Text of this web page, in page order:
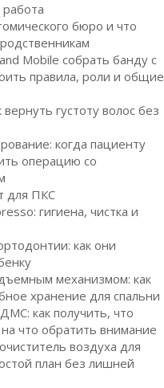
работа
бюро и что
Mobile собрать банду с
правила, роли и общие
вернуть густоту волос без
когда пациенту
операцию со
для ПКС
гигиена, чистка и
как они
механизмом: как
хранение для спальни
как получить, что
что обратить внимание
воздуха для
план без лишней